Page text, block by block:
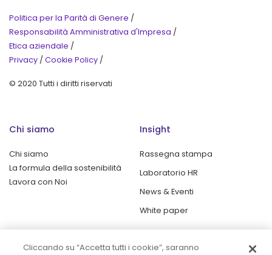
Politica per la Parità di Genere /
Responsabilità Amministrativa d'Impresa /
Etica aziendale /
Privacy / Cookie Policy /
© 2020 Tutti i diritti riservati
Chi siamo
Chi siamo
La formula della sostenibilità
Lavora con Noi
Insight
Rassegna stampa
Laboratorio HR
News & Eventi
White paper
Cliccando su “Accetta tutti i cookie”, saranno